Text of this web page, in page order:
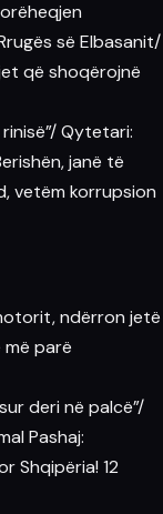
së Elbasanit/
që shoqërojnë
Qytetari:
janë të
vetëm korrupsion
ndërron jetë
më parë
deri në palcë”/
Pashaj:
Shqipëria! 12